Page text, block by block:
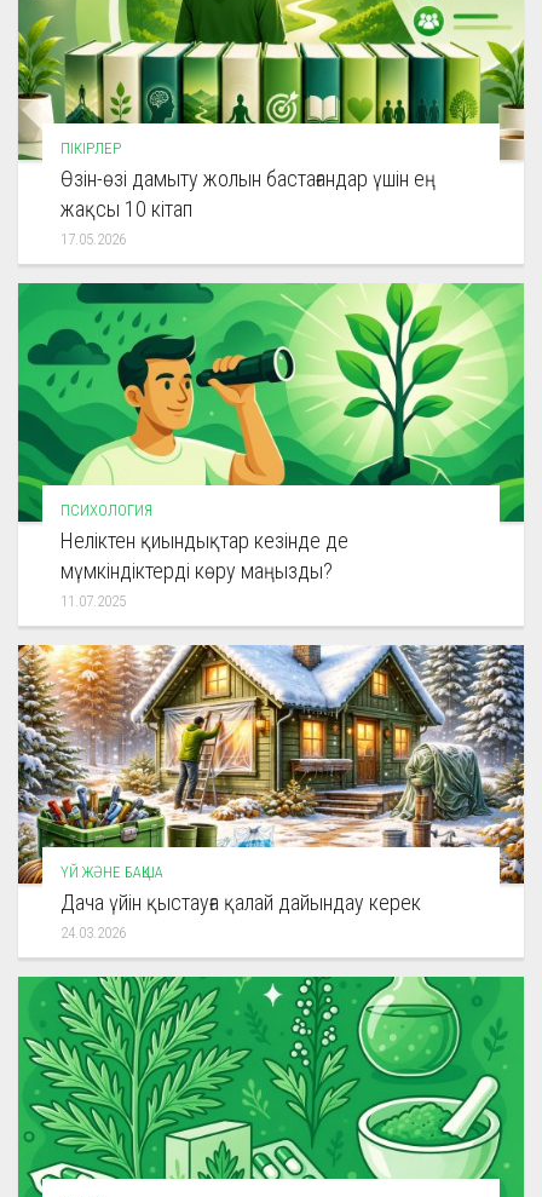
ПІКІРЛЕР
Өзін-өзі дамыту жолын бастағандар үшін ең
жақсы 10 кітап
17.05.2026
ПСИХОЛОГИЯ
Неліктен қиындықтар кезінде де
мүмкіндіктерді көру маңызды?
11.07.2025
ҮЙ ЖӘНЕ БАҚША
Дача үйін қыстауға қалай дайындау керек
24.03.2026